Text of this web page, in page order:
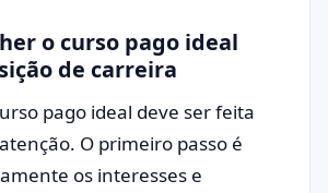
o curso pago ideal
de carreira
pago ideal deve ser feita
O primeiro passo é
os interesses e